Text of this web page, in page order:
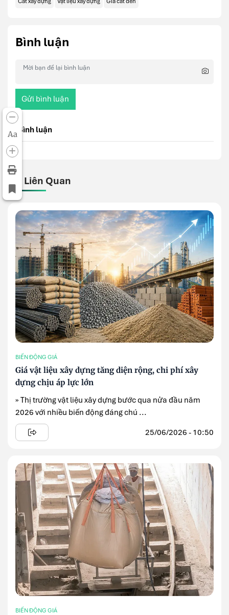
Aa
Bình luận
Gửi bình luận
Bình luận
Bài Liên Quan
BIẾN ĐỘNG GIÁ
Giá vật liệu xây dựng tăng diện rộng, chi phí xây
dựng chịu áp lực lớn
» Thị trường vật liệu xây dựng bước qua nửa đầu năm
2026 với nhiều biến động đáng chú ...
25/06/2026 - 10:50
BIẾN ĐỘNG GIÁ